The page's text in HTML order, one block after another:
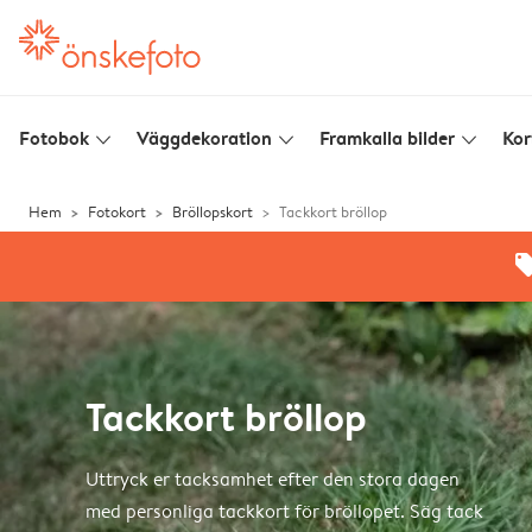
Fotobok slim_arrow_down Väggdekoration slim_arrow_down Framkalla bilder slim_arrow_down
Hem Fotokort Bröllopskort Tackkort bröllop
Tackkort bröllop
Uttryck er tacksamhet efter den stora dagen
med personliga tackkort för bröllopet. Säg tack